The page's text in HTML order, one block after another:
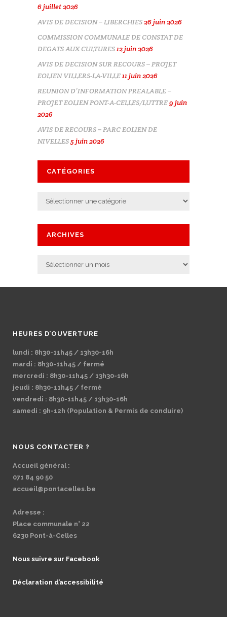
6 juillet 2026
AVIS DE DECISION – LIBERCHIES26 juin 2026
COMMISSION COMMUNALE DE CONSTAT DE
DEGATS AUX CULTURES12 juin 2026
AVIS DE DECISION SUR RECOURS – PROJET
EOLIEN VILLERS-LA-VILLE11 juin 2026
REUNION D’INFORMATION PREALABLE –
PROJET EOLIEN PONT-A-CELLES/LUTTRE9 juin
2026
AVIS DE RECOURS – PARC EOLIEN DE
NIVELLES5 juin 2026
CATÉGORIES
Catégories
ARCHIVES
Archives
HEURES D’OUVERTURE
lundi : 8h30-11h45 / 13h30-16h
mardi : 8h30-11h45 / fermé
mercredi : 8h30-11h45 / 13h30-16h
jeudi : 8h30-11h45 / fermé
vendredi : 8h30-11h45 / 13h30-16h
samedi : 9h-12h (Population & Permis de conduire)
NOUS CONTACTER ?
Accueil général :
071 84 90 50
accueil@pontacelles.be
Adresse :
Place communale n° 22
6230 Pont-à-Celles
Nous suivre sur Facebook
Déclaration d’accessibilité